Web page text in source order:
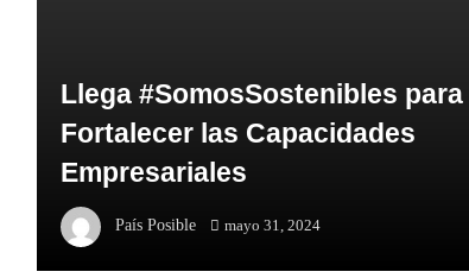
Llega #SomosSostenibles para
Fortalecer las Capacidades
Empresariales
País Posible mayo 31, 2024